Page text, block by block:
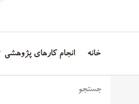
خانه انجام کارهای پژوهشی
جستجو